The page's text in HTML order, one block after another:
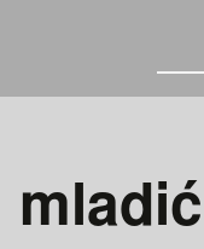
mladić